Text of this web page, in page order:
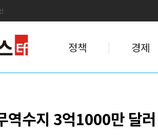
정책 경제
역수지 3억1000만 달